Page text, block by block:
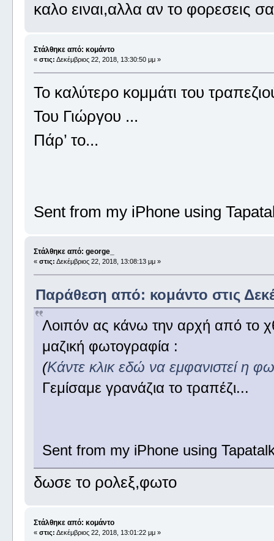
καλο ειναι,αλλα αν το φορεσεις
Στάλθηκε από: κομάντο
« στις: Δεκέμβριος 22, 2018, 13:30:50 μμ »
Το καλύτερο κομμάτι του
Του Γιώργου ...
Πάρ’ το...
Sent from my iPhone using
Στάλθηκε από: george_
« στις: Δεκέμβριος 22, 2018, 13:08:13 μμ »
Παράθεση από: κομάντο στις
Λοιπόν ας κάνω την αρχή από το
μαζική φωτογραφία :
(Κάντε κλικ εδώ να εμφανιστεί η
Γεμίσαμε γρανάζια το τραπέζι...
Sent from my iPhone using
δωσε το ρολεξ,φωτο
Στάλθηκε από: κομάντο
« στις: Δεκέμβριος 22, 2018, 13:01:22 μμ »